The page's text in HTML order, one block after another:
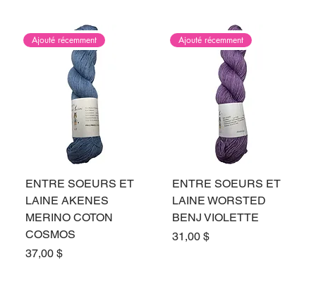
Ajouté récemment
ENTRE SOEURS ET
LAINE AKENES
MERINO COTON
COSMOS
Prix
37,00 $
Ajouté récemment
ENTRE SOEURS ET
LAINE WORSTED
BENJ VIOLETTE
Prix
31,00 $